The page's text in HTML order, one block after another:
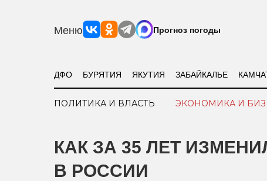
Меню Прогноз погоды
ДФО БУРЯТИЯ ЯКУТИЯ ЗАБАЙКАЛЬЕ
ПОЛИТИКА И ВЛАСТЬ ЭКОНОМИКА И
КАК ЗА 35 ЛЕТ
В РОССИИ